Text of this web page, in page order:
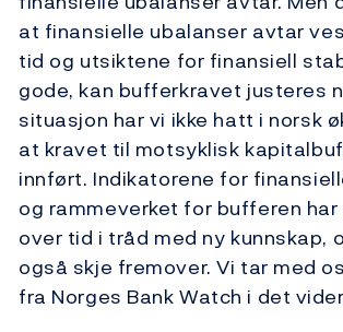
at finansielle ubalanser avtar
tid og utsiktene for finansiell
gode, kan bufferkravet justeres
situasjon har vi ikke hatt i norsk
at kravet til motsyklisk
innført. Indikatorene for
og rammeverket for bufferen
over tid i tråd med ny kunnskap,
også skje fremover. Vi tar med
fra Norges Bank Watch i det